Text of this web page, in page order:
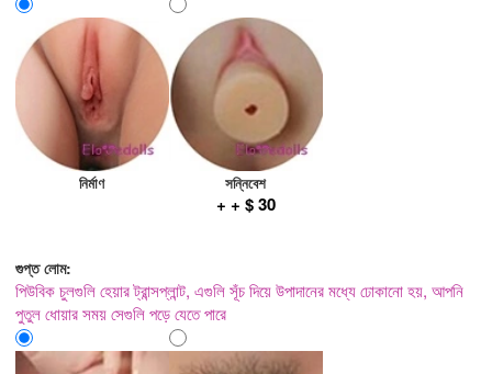
নির্মাণ সন্নিবেশ
+ + $ 30
গুপ্ত লোম:
পিউবিক চুলগুলি হেয়ার ট্রান্সপ্লান্ট, এগুলি সূঁচ দিয়ে উপাদানের মধ্যে ঢোকানো হয়, আপনি
পুতুল ধোয়ার সময় সেগুলি পড়ে যেতে পারে